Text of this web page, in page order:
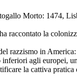
Morto: 1474,
raccontato la
razzismo in America:
agli europei,
la cattiva pratica